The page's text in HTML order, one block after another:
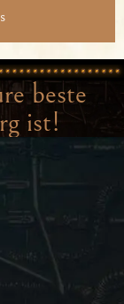
beste
ist!